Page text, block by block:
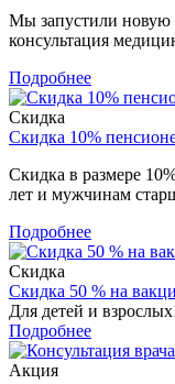
Мы запустили новую
консультация
Подробнее
Скидка
Скидка 10%
Скидка в размере
лет и мужчинам
Подробнее
Скидка
Скидка 50 % на
Для детей и
Подробнее
Акция